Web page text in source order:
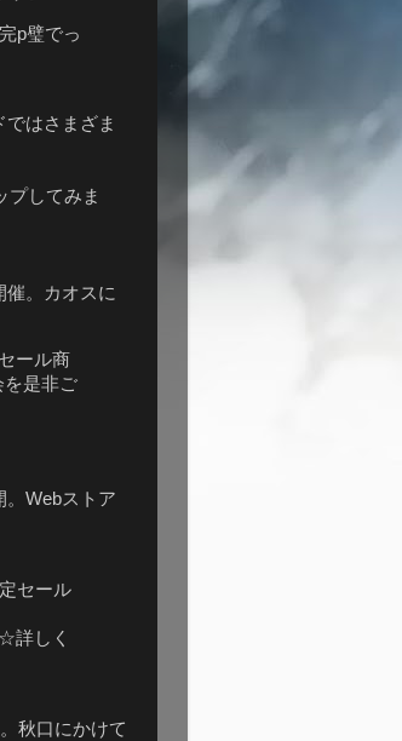
p璧でっ
はさまざま
プしてみま
催。カオスに
ール商
を是非ご
。Webストア
セール
詳しく
秋口にかけて